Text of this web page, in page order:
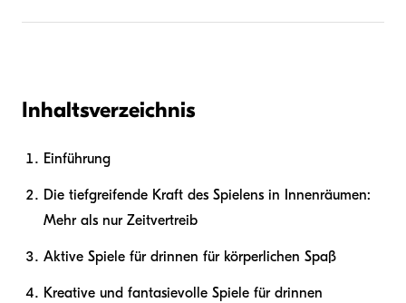
Inhaltsverzeichnis
Einführung
Die tiefgreifende Kraft des Spielens in Innenräumen:
Mehr als nur Zeitvertreib
Aktive Spiele für drinnen für körperlichen Spaß
Kreative und fantasievolle Spiele für drinnen